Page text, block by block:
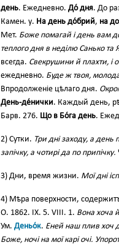
день. Ежедневно. До́ дня. До
Камен. у. На день до́брий, на
Мет. Боже помагай і день вам
теплого дня в неділю Санько та
всегда. Свекрушини й плахти, і
ежедневно. Буде ж твоя,
Впродолженіе цѣлаго дня.
День-де́нички. Каждый день,
Барв. 276. Що в Бо́га день.
2) Сутки. Три дні заходу, а день
запічку, а чотирі да по припічку.
3) Дни, время жизни. Мої дні
4) Мѣра поверхности,
О. 1862. IX. 5. VІІІ. 1. Вона хоча й
Ум. Деньо́к. Еней наш плив хоч
Боже, ночі на мої карі очі.